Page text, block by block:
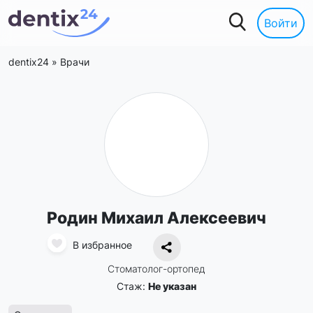
Войти
dentix24 » Врачи
Родин Михаил Алексеевич
В избранное
Стоматолог-ортопед
Стаж: Не указан